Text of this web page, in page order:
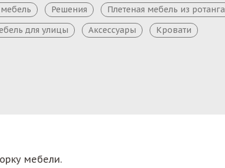
Решения
Плетеная мебель из ротанга
для улицы Аксессуары Кровати
мебели.